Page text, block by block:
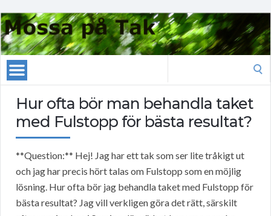
Hur ofta bör man behandla taket
med Fulstopp för bästa resultat?
**Question:** Hej! Jag har ett tak som ser lite tråkigt ut
och jag har precis hört talas om Fulstopp som en möjlig
lösning. Hur ofta bör jag behandla taket med Fulstopp för
bästa resultat? Jag vill verkligen göra det rätt, särskilt